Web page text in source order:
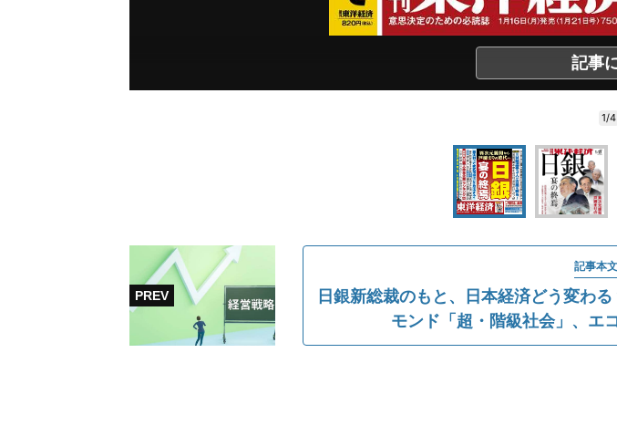
記事
1/4
記事本
日銀新総裁のもと、日本経済どう変わ
モンド「超・階級社会」、エ